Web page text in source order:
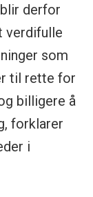
derfor
verdifulle
som
til rette for
billigere å
forklarer
i